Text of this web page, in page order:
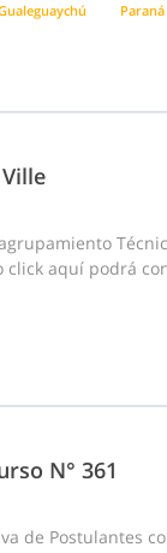
Paraná
click aquí podrá
N° 361
de Postulantes